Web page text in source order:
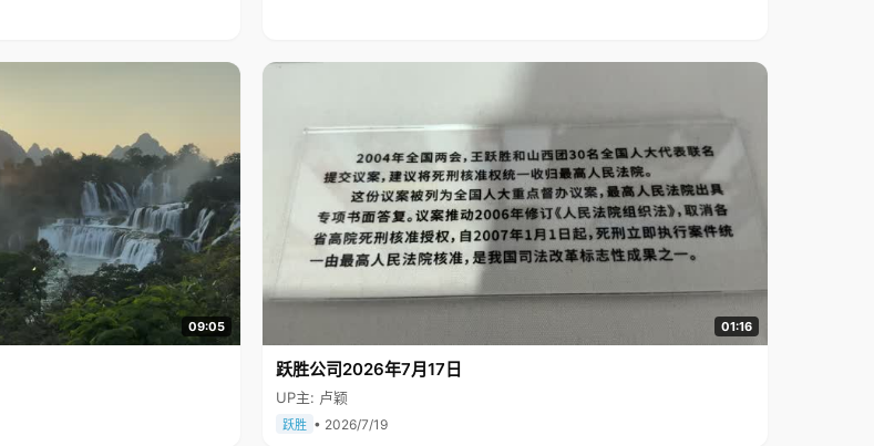
09:05 01:16
跃胜公司2026年7月17日
UP主: 卢颖
跃胜 • 2026/7/19